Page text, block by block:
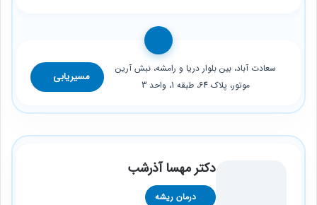
سعادت آباد، بین بلوار دریا و رامشه، نبش آرین
موتور، پلاک 64، طبقه 1، واحد 3
مسیریابی
دکتر مهسا آذرشب
درمان ریشه